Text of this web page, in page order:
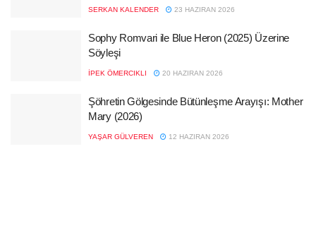
SERKAN KALENDER 23 HAZIRAN 2026
Sophy Romvari ile Blue Heron (2025) Üzerine
Söyleşi
İPEK ÖMERCIKLI 20 HAZIRAN 2026
Şöhretin Gölgesinde Bütünleşme Arayışı: Mother
Mary (2026)
YAŞAR GÜLVEREN 12 HAZIRAN 2026